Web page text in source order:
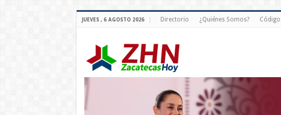
JUEVES , 6 AGOSTO 2026 Directorio ¿Quiénes Somos?